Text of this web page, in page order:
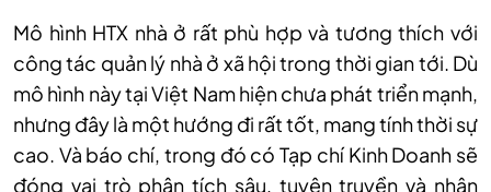
Mô hình HTX nhà ở rất phù hợp và tương thích với
công tác quản lý nhà ở xã hội trong thời gian tới. Dù
mô hình này tại Việt Nam hiện chưa phát triển mạnh,
nhưng đây là một hướng đi rất tốt, mang tính thời sự
cao. Và báo chí, trong đó có Tạp chí Kinh Doanh sẽ
đóng vai trò phân tích sâu, tuyên truyền và nhân